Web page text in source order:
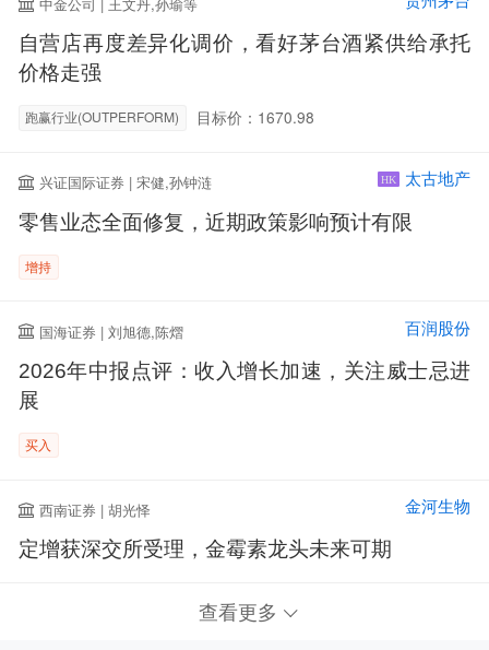
自营店再度差异化调价，看好茅台酒紧供给承托
价格走强
跑赢行业(OUTPERFORM) 目标价：1670.98
兴证国际证券 | 宋健,孙钟涟 HK 太古地产
零售业态全面修复，近期政策影响预计有限
增持
国海证券 | 刘旭德,陈熠 百润股份
2026年中报点评：收入增长加速，关注威士忌进
展
买入
西南证券 | 胡光怿 金河生物
定增获深交所受理，金霉素龙头未来可期
查看更多